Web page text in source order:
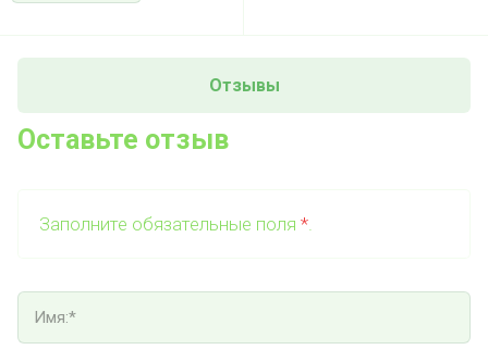
Отзывы
Оставьте отзыв
Заполните обязательные поля *.